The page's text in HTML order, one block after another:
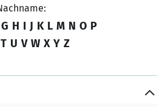
G H I J K L M N O P
T U V W X Y Z